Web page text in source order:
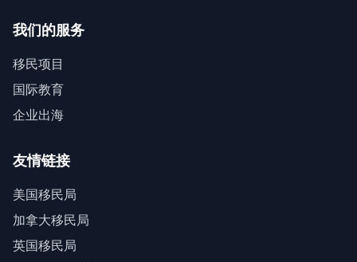
我们的服务
移民项目
国际教育
企业出海
友情链接
美国移民局
加拿大移民局
英国移民局